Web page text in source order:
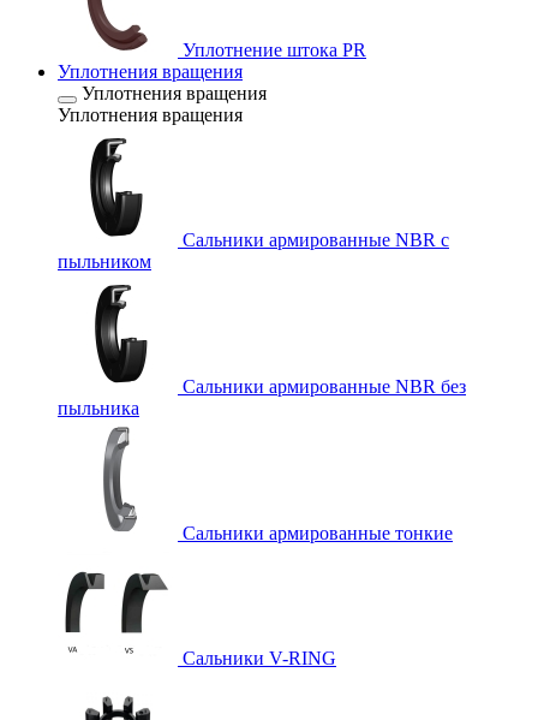
Уплотнение штока PR
Уплотнения вращения
Уплотнения вращения
Уплотнения вращения
Сальники армированные NBR с
пыльником
Сальники армированные NBR без
пыльника
Сальники армированные тонкие
Сальники V-RING